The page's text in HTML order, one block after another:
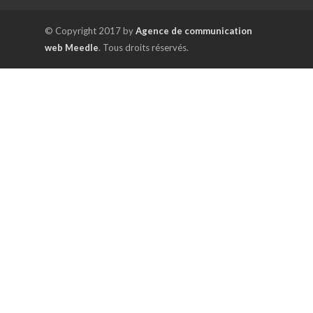
© Copyright 2017 byAgence de communication
web Meedle. Tous droits réservés.